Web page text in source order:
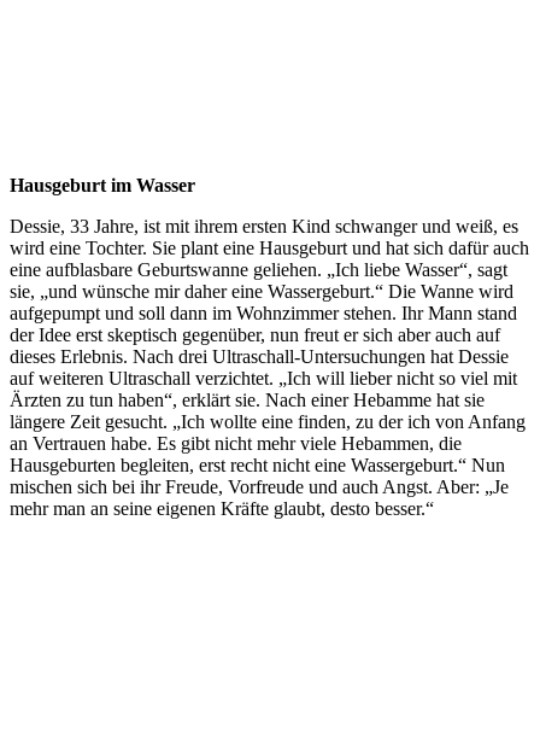
Hausgeburt im Wasser
Dessie, 33 Jahre, ist mit ihrem ersten Kind schwanger und weiß, es
wird eine Tochter. Sie plant eine Hausgeburt und hat sich dafür auch
eine aufblasbare Geburtswanne geliehen. „Ich liebe Wasser“, sagt
sie, „und wünsche mir daher eine Wassergeburt.“ Die Wanne wird
aufgepumpt und soll dann im Wohnzimmer stehen. Ihr Mann stand
der Idee erst skeptisch gegenüber, nun freut er sich aber auch auf
dieses Erlebnis. Nach drei Ultraschall-Untersuchungen hat Dessie
auf weiteren Ultraschall verzichtet. „Ich will lieber nicht so viel mit
Ärzten zu tun haben“, erklärt sie. Nach einer Hebamme hat sie
längere Zeit gesucht. „Ich wollte eine finden, zu der ich von Anfang
an Vertrauen habe. Es gibt nicht mehr viele Hebammen, die
Hausgeburten begleiten, erst recht nicht eine Wassergeburt.“ Nun
mischen sich bei ihr Freude, Vorfreude und auch Angst. Aber: „Je
mehr man an seine eigenen Kräfte glaubt, desto besser.“